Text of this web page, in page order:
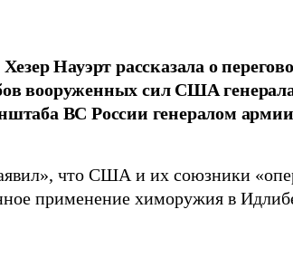
Науэрт рассказала о
вооруженных сил США
ВС России генералом
что США и их союзники
применение химоружия в